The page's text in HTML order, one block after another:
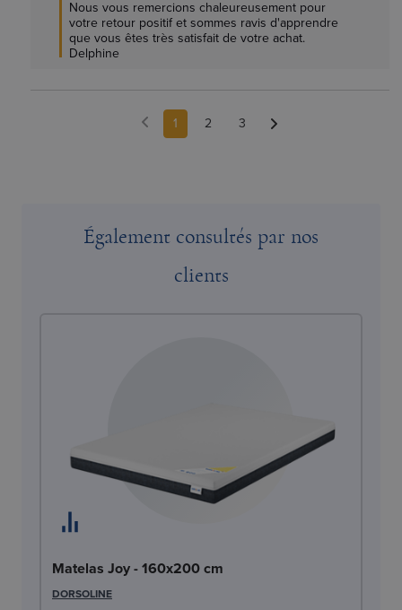
Nous vous remercions chaleureusement pour
votre retour positif et sommes ravis d'apprendre
que vous êtes très satisfait de votre achat.
Delphine
1 2 3
Également consultés par nos
clients
Matelas Joy - 160x200 cm
DORSOLINE